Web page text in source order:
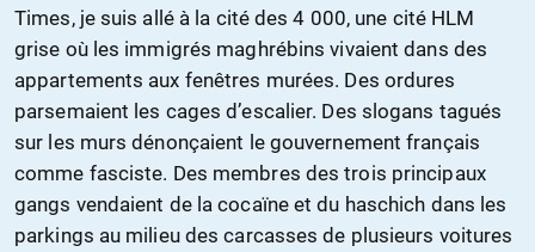
Times, je suis allé à la cité des 4 000, une cité HLM
grise où les immigrés maghrébins vivaient dans des
appartements aux fenêtres murées. Des ordures
parsemaient les cages d’escalier. Des slogans tagués
sur les murs dénonçaient le gouvernement français
comme fasciste. Des membres des trois principaux
gangs vendaient de la cocaïne et du haschich dans les
parkings au milieu des carcasses de plusieurs voitures